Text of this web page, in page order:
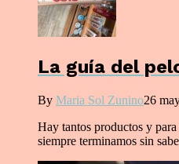
La guía del
By Maria Sol Zunino26
Hay tantos productos y para
siempre terminamos sin